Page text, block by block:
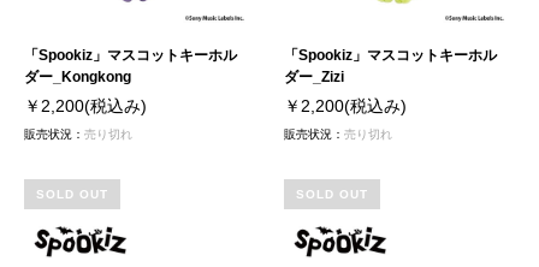
「Spookiz」マスコットキーホル
ダー_Kongkong
￥2,200(税込み)
販売状況： 売り切れ
「Spookiz」マスコットキーホル
ダー_Zizi
￥2,200(税込み)
販売状況：売り切れ
SOLD OUT SOLD OUT